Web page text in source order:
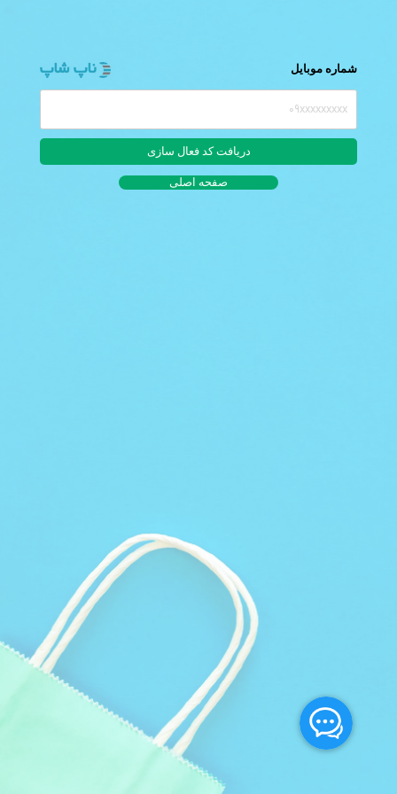
شماره موبایل
صفحه اصلی